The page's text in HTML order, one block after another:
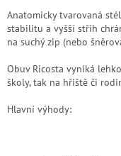
Anatomicky tvarovaná
stabilitu a vyšší střih
na suchý zip (nebo
Obuv Ricosta vyniká
školy, tak na hřiště či
Hlavní výhody: